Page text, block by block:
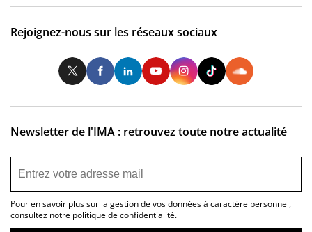
Rejoignez-nous sur les réseaux sociaux
TwitterFacebookLinkedInYoutubeInstagram
Newsletter de l'IMA : retrouvez toute notre actualité
Pour en savoir plus sur la gestion de vos données à caractère personnel,
consultez notre politique de confidentialité.